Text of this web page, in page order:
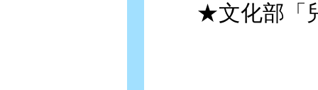
★文化部「兒